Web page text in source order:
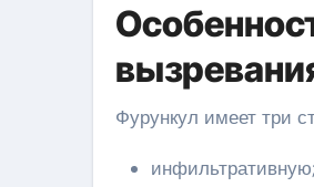
Фурункул имеет три
инфильтративную;